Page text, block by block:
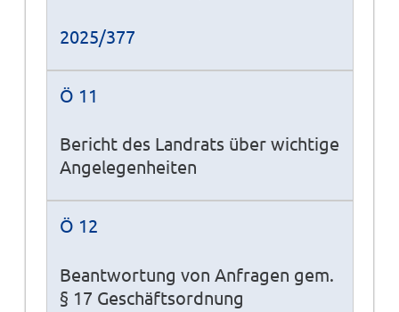
2025/377
Ö 11
Bericht des Landrats über wichtige
Angelegenheiten
Ö 12
Beantwortung von Anfragen gem.
§ 17 Geschäftsordnung